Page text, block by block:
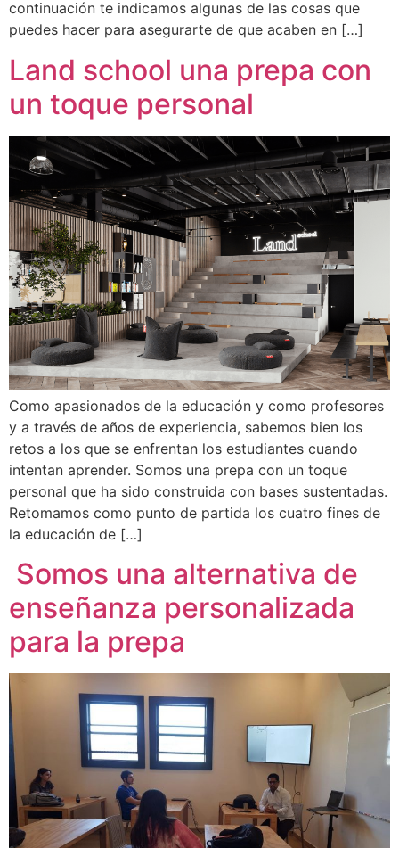
continuación te indicamos algunas de las cosas que
puedes hacer para asegurarte de que acaben en […]
Land school una prepa con
un toque personal
Como apasionados de la educación y como profesores
y a través de años de experiencia, sabemos bien los
retos a los que se enfrentan los estudiantes cuando
intentan aprender. Somos una prepa con un toque
personal que ha sido construida con bases sustentadas.
Retomamos como punto de partida los cuatro fines de
la educación de […]
Somos una alternativa de
enseñanza personalizada
para la prepa